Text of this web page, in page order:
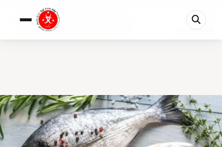
Pescado en Turquía: Guía de Nombres, Especies y...
5 min restantes